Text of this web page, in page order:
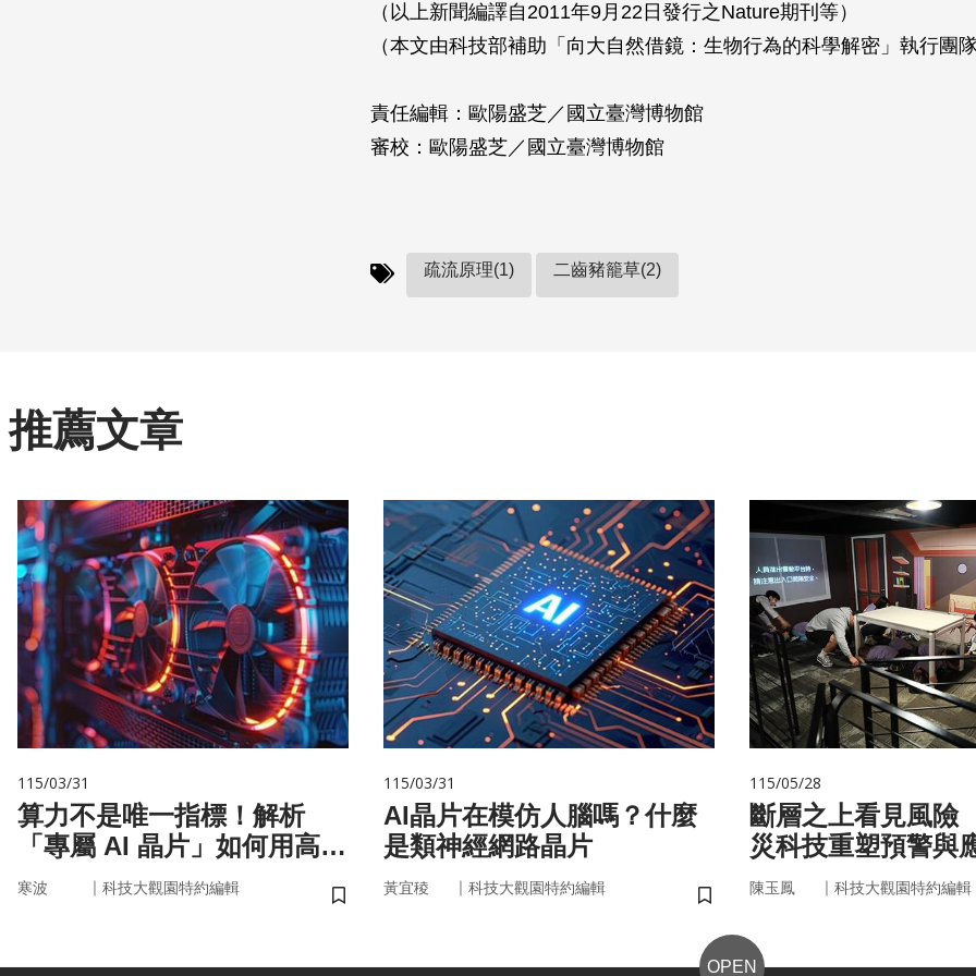
（以上新聞編譯自2011年9月22日發行之Nature期刊等）
（本文由科技部補助「向大自然借鏡：生物行為的科學解密」執行團
責任編輯：歐陽盛芝／國立臺灣博物館
審校：歐陽盛芝／國立臺灣博物館
疏流原理(1) 二齒豬籠草(2)
推薦文章
115/03/31
算力不是唯一指標！解析
「專屬 AI 晶片」如何用高效
率驅動未來
寒波 ｜ 科技大觀園特約編輯
儲存書籤
115/03/31
AI晶片在模仿人腦嗎？什麼
是類神經網路晶片
黃宜稜 ｜ 科技大觀園特約編輯
儲存書籤
115/05/28
斷層之上看見風
災科技重塑預警與
陳玉鳳 ｜ 科技大觀園特約編輯
OPEN